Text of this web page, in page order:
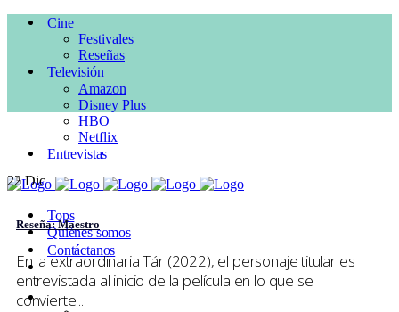
Cine
Festivales
Reseñas
Televisión
Amazon
Disney Plus
HBO
Netflix
Entrevistas
Tops
Quiénes somos
Contáctanos
Cine
22 Dic
Reseña: Maestro
En la extraordinaria Tár (2022), el personaje titular es
entrevistada al inicio de la película en lo que se
convierte...